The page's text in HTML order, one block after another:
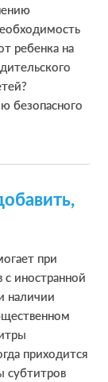
ребенка на
безопасного
при
иностранной
наличии
приходится
субтитров